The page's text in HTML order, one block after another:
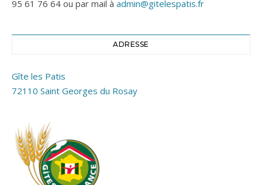
95 61 76 64 ou par mail à admin@gitelespatis.fr
ADRESSE
Gîte les Patis
72110 Saint Georges du Rosay